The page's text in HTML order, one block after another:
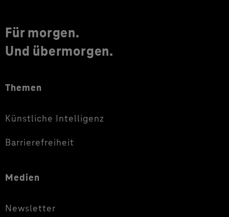
Für morgen.
Und übermorgen.
Themen
Künstliche Intelligenz
Barrierefreiheit
Medien
Newsletter